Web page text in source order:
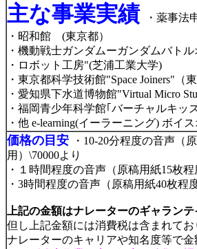
主な事業実績
・薬事法
・昭和館 (東京都）
・機動戦士ガンダムーガンダムバト
・ロボット工房"(芝浦工業大学)
・東京都科学技術館"Space Joiners"（東
・愛知県下水道博物館"Virtual Micro
・福岡青少年科学館｢バーチャルキッズ
・他 e-learning(イーラーニング) ボイ
価格の目安
・10-20分程度の音声（
用）\70000より
・１時間程度の音声（原稿用紙15枚
・3時間程度の音声（原稿用紙40枚
上記の金額はナレーターのギャラン
但し上記金額には消費税は含まれてお
ナレーターのキャリアや知名度等で金